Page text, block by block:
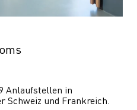
Anlaufstellen in
Schweiz und Frankreich.